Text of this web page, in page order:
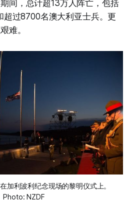
间，总计超13万人阵亡，包括
超过8700名澳大利亚士兵。更
难。
加利波利纪念现场的黎明仪式上。
Photo: NZDF